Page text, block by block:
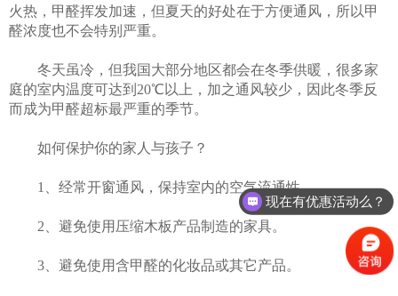
火热，甲醛挥发加速，但夏天的好处在于方便通风，所以甲
醛浓度也不会特别严重。
冬天虽冷，但我国大部分地区都会在冬季供暖，很多家
庭的室内温度可达到 20℃以上，加之通风较少，因此冬季反
而成为甲醛超标最严重的季节。
如何保护你的家人与孩子？
1、经常开窗通风，保持室内的空气流通性。
2、避免使用压缩木板产品制造的家具。
3、避免使用含甲醛的化妆品或其它产品。
现在有优惠活动么？